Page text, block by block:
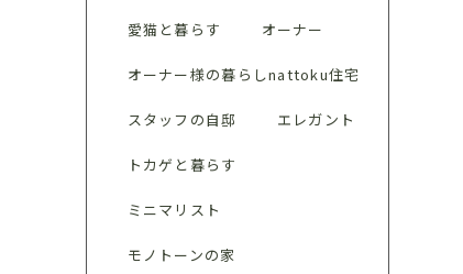
愛猫と暮らす オーナー
オーナー様の暮らしnattoku住宅
スタッフの自邸 エレガント
トカゲと暮らす
ミニマリスト
モノトーンの家